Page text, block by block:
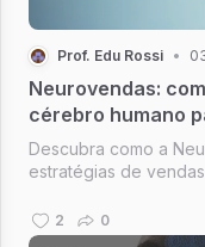
Prof. Edu Rossi •
Neurovendas:
cérebro humano
Descubra como a
estratégias de
2 0